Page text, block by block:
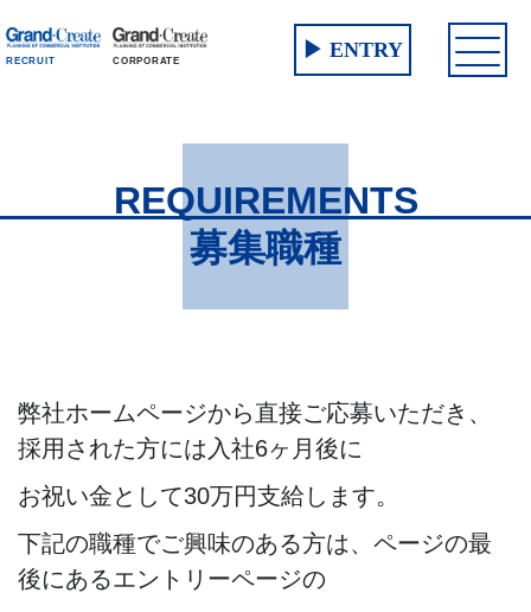
RECRUIT CORPORATE ▶ ENTRY
REQUIREMENTS
募集職種
弊社ホームページから直接ご応募いただき、
採用された方には入社6ヶ月後に
お祝い金として30万円支給します。
下記の職種でご興味のある方は、ページの最
後にあるエントリーページの